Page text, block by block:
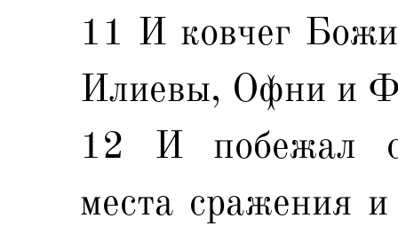
11 И ковчег
Илиевы, Офни и
12 И побежал
места сражения